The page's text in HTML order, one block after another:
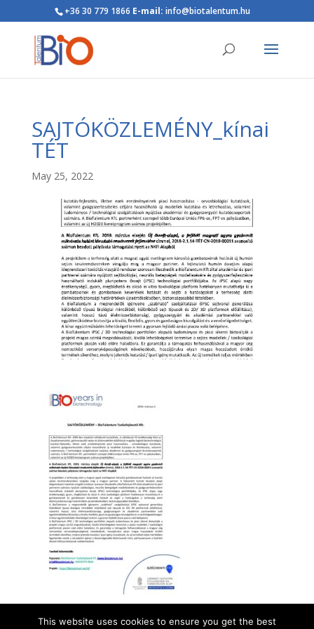
+36 30 779 1866 E-mail: info@biotalentum.hu
SAJTÓKÖZLEMÉNY_kínai
TÉT
May 25, 2022
This website uses cookies to ensure you get the best